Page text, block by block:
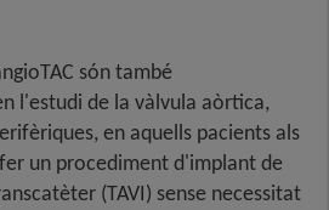
són també
l'estudi de la vàlvula aòrtica,
en aquells pacients als
un procediment d'implant de
(TAVI) sense necessitat